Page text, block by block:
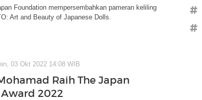
Foundation mempersembahkan pameran keliling
Art and Beauty of Japanese Dolls.
03 Okt 2022 14:08 WIB
Raih The Japan
2022